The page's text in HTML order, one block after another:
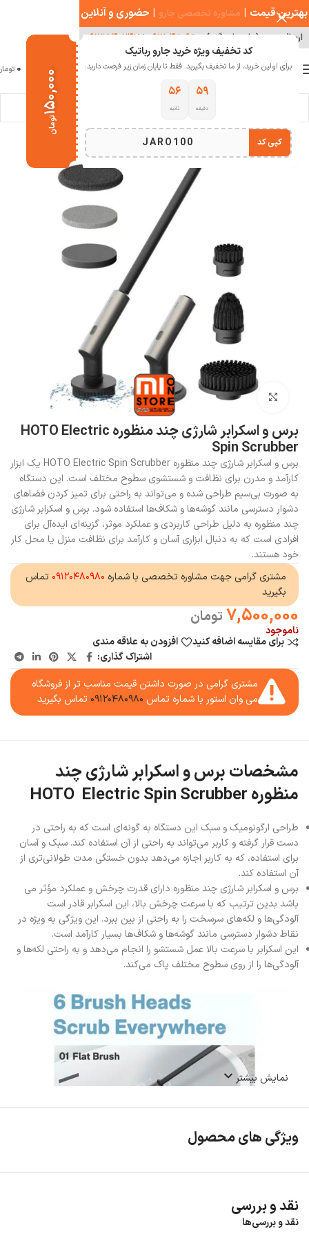
کد تخفیف ویژه خرید جارو رباتیک
برای اولین خرید، از ما تخفیف بگیرید. فقط تا پایان زمان زیر فرصت دارید:
۵۹
دقیقه
۵۵
ثانیه
JARO100 کپی کد
۱۵۰,۰۰۰
تومان
منو 0
خانه
اتمام موجودی
بزرگنمایی تصویر
برس و اسکرابر شارژی چند منظوره HOTO Electric
Spin Scrubber
برس و اسکرابر شارژی چند منظوره HOTO Electric Spin Scrubber یک ابزار
کارآمد و مدرن برای نظافت و شستشوی سطوح مختلف است. این دستگاه
به صورت بی‌سیم طراحی شده و می‌تواند به راحتی برای تمیز کردن فضاهای
دشوار دسترسی مانند گوشه‌ها و شکاف‌ها استفاده شود. برس و اسکرابر شارژی
چند منظوره به دلیل طراحی کاربردی و عملکرد موثر، گزینه‌ای ایده‌آل برای
افرادی است که به دنبال ابزاری آسان و کارآمد برای نظافت منزل یا محل کار
خود هستند.
مشتری گرامی جهت مشاوره تخصصی با شماره ۰۹۱۲۰۴۸۰۹۸۰ تماس
بگیرید
7,500,000 تومان
ناموجود
برای مقایسه اضافه کنید
افزودن به علاقه مندی
اشتراک گذاری:
مشتری گرامی در صورت داشتن قیمت مناسب تر از فروشگاه
می وان استور با شماره تماس ۰۹۱۲۰۴۸۰۹۸۰ تماس بگیرید
مشخصات برس و اسکرابر شارژی چند
منظوره HOTO Electric Spin Scrubber
طراحی ارگونومیک و سبک این دستگاه به گونه‌ای است که به راحتی در
دست قرار گرفته و کاربر می‌تواند به راحتی از آن استفاده کند. سبک و آسان
برای استفاده، که به کاربر اجازه می‌دهد بدون خستگی مدت طولانی‌تری از
آن استفاده کند.
برس و اسکرابر شارژی چند منظوره دارای قدرت چرخش و عملکرد مؤثر می
باشد بدین ترتیب که با سرعت چرخش بالا، این اسکرابر قادر است
آلودگی‌ها و لکه‌های سرسخت را به راحتی از بین ببرد. این ویژگی به ویژه در
نقاط دشوار دسترسی مانند گوشه‌ها و شکاف‌ها بسیار کارآمد است.
این اسکرابر با سرعت بالا عمل شستشو را انجام می‌دهد و به راحتی لکه‌ها و
آلودگی‌ها را از روی سطوح مختلف پاک می‌کند.
نمایش بیشتر
ویژگی های محصول
نقد و بررسی
نقد و بررسی‌ها
بهترین قیمت | مشاوره تخصصی جارو | حضوری و آنلاین
ارسال سریع ( با هماهنگی ) ۰۹۱۲۰۴۸۰۹۸۰ | ۰۹۱۲۱۵۴۰۲۴۷